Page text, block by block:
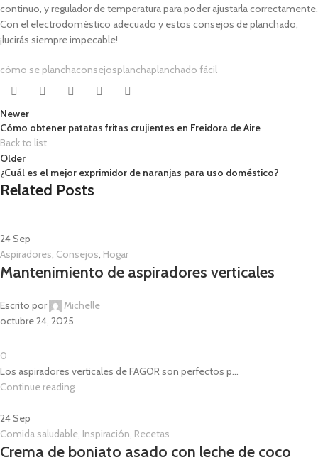
continuo, y regulador de temperatura para poder ajustarla correctamente.
Con el electrodoméstico adecuado y estos consejos de planchado,
¡lucirás siempre impecable!
cómo se planchaconsejosplanchaplanchado fácil
Newer
Cómo obtener patatas fritas crujientes en Freidora de Aire
Back to list
Older
¿Cuál es el mejor exprimidor de naranjas para uso doméstico?
Related Posts
24Sep
Aspiradores Consejos Hogar
Mantenimiento de aspiradores verticales
Escrito por
Michelle
octubre 24, 2025
0
Los aspiradores verticales de FAGOR son perfectos p...
Continue reading
24Sep
Comida saludable Inspiración Recetas
Crema de boniato asado con leche de coco